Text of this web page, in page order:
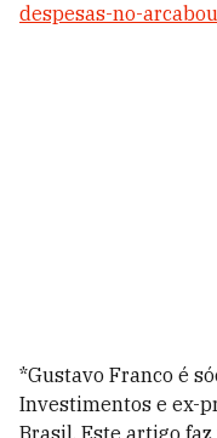
despesas-no-
*Gustavo Franco é
Investimentos e ex-
Brasil. Este artigo